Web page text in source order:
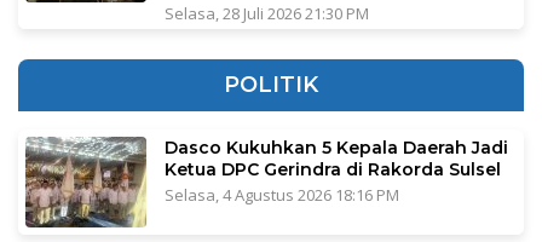
Selasa, 28 Juli 2026 21:30 PM
POLITIK
Dasco Kukuhkan 5 Kepala Daerah Jadi
Ketua DPC Gerindra di Rakorda Sulsel
Selasa, 4 Agustus 2026 18:16 PM